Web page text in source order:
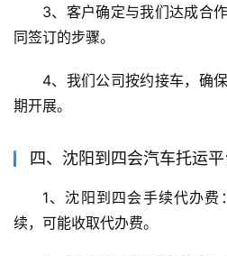
3、客户确定与我们达成合
同签订的步骤。
4、我们公司按约接车，确
期开展。
四、沈阳到四会汽车托运
1、沈阳到四会手续代办
续，可能收取代办费。